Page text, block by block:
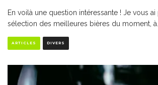
En voilà une question intéressante ! Je vous
sélection des meilleures bières du moment, à
ARTICLES DIVERS